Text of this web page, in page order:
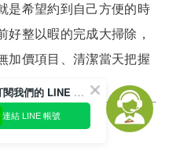
是希望約到自己方便的時
好整以暇的完成大掃除，
加價項目、清潔當天把握
歡迎訂閱我們的 LINE 官方帳號
連結 LINE 帳號